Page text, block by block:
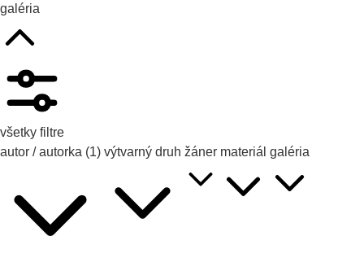
galéria
všetky filtre
autor / autorka (1) výtvarný druh žáner materiál galéria